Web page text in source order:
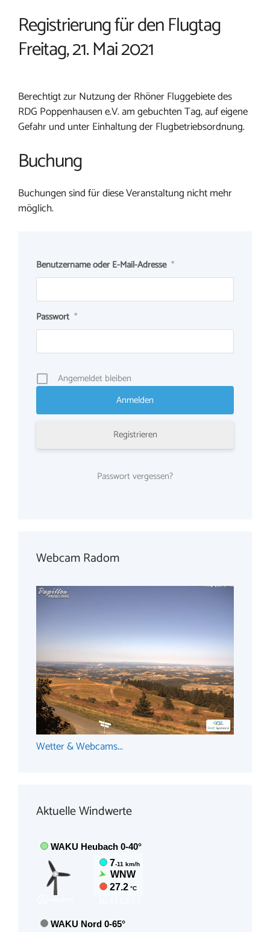
Registrierung für den Flugtag
Freitag, 21. Mai 2021
Berechtigt zur Nutzung der Rhöner Fluggebiete des
RDG Poppenhausen e.V. am gebuchten Tag, auf eigene
Gefahr und unter Einhaltung der Flugbetriebsordnung.
Buchung
Buchungen sind für diese Veranstaltung nicht mehr
möglich.
Benutzername oder E-Mail-Adresse *
Passwort *
Angemeldet bleiben
Registrieren
Passwort vergessen?
Webcam Radom
Wetter & Webcams...
Aktuelle Windwerte